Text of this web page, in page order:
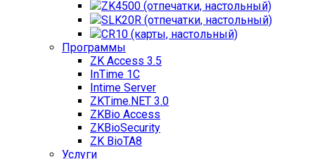
ZK4500 (отпечатки, настольный)
SLK20R (отпечатки, настольный)
CR10 (карты, настольный)
Программы
ZK Access 3.5
InTime 1С
Intime Server
ZKTime.NET 3.0
ZKBio Access
ZKBioSecurity
ZK BioTA8
Услуги